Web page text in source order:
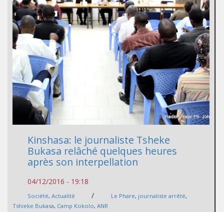
Kinshasa: le journaliste Tsheke
Bukasa relâché quelques heures
après son interpellation
04/12/2016 - 19:18
Société, Actualité / Le Phare, journaliste arrêté,
Tshieke Bukasa, Camp Kokolo, ANR